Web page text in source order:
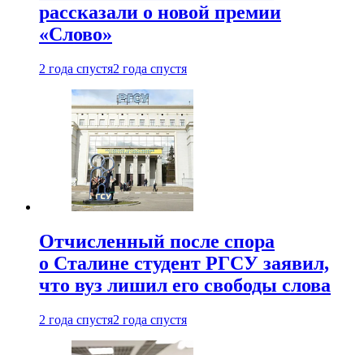
рассказали о новой премии
«Слово»
2 года спустя2 года спустя
Отчисленный после спора
о Сталине студент РГСУ заявил,
что вуз лишил его свободы слова
2 года спустя2 года спустя